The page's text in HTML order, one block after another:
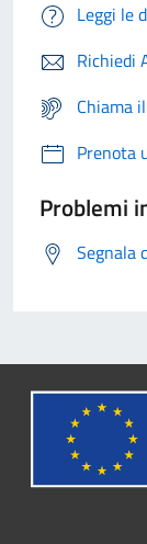
Leggi le
Richiedi
Chiama
Prenota
Problemi
Segnala